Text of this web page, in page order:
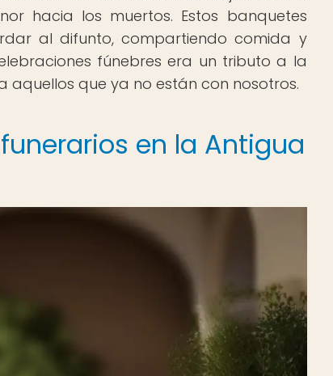
hacia los muertos. Estos banquetes
al difunto, compartiendo comida y
fúnebres era un tributo a la
que ya no están con nosotros.
en la Antigua